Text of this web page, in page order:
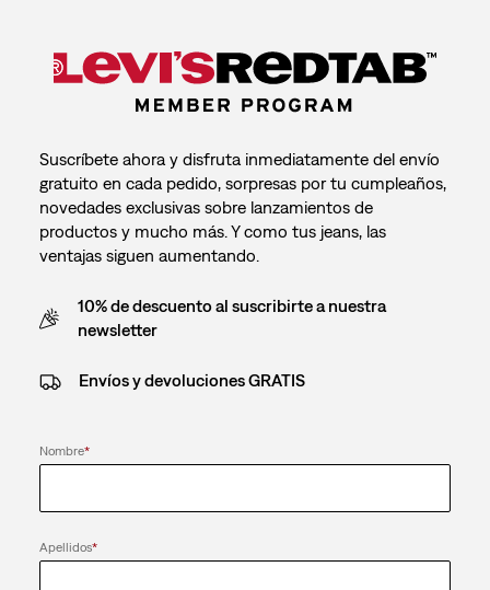
Suscríbete ahora y disfruta inmediatamente del envío
gratuito en cada pedido, sorpresas por tu cumpleaños,
novedades exclusivas sobre lanzamientos de
productos y mucho más. Y como tus jeans, las
ventajas siguen aumentando.
10% de descuento al suscribirte a nuestra
newsletter
Envíos y devoluciones GRATIS
Nombre*
Apellidos*